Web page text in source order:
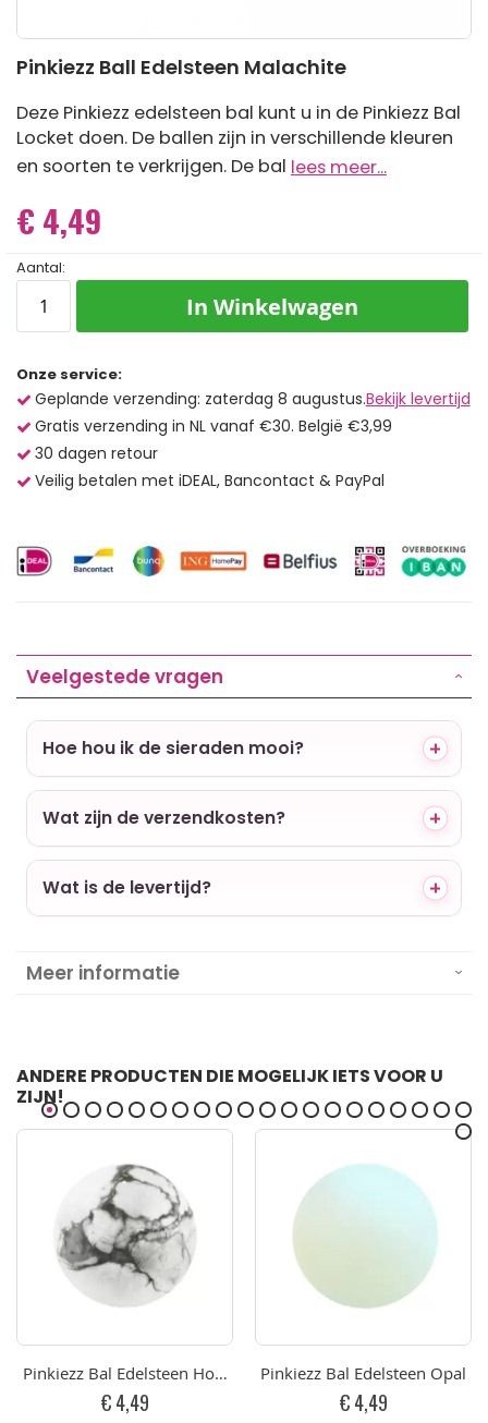
naar
begin
van
de
afbeeldingen-
Pinkiezz Ball Edelsteen Malachite
Deze Pinkiezz edelsteen bal kunt u in de Pinkiezz Bal
Locket doen. De ballen zijn in verschillende kleuren
en soorten te verkrijgen. De bal lees meer...
€ 4,49
Aantal:
In Winkelwagen
Onze service:
Geplande verzending: zaterdag 8 augustus.Bekijk levertijd
Gratis verzending in NL vanaf €30. België €3,99
30 dagen retour
Veilig betalen met iDEAL, Bancontact & PayPal
Veelgestede vragen
Hoe hou ik de sieraden mooi?
Wat zijn de verzendkosten?
Wat is de levertijd?
Meer informatie
ANDERE PRODUCTEN DIE MOGELIJK IETS VOOR U
ZIJN!
Pinkiezz Bal Edelsteen Howlite
€ 4,49
Pinkiezz Bal Edelsteen Opal
€ 4,49